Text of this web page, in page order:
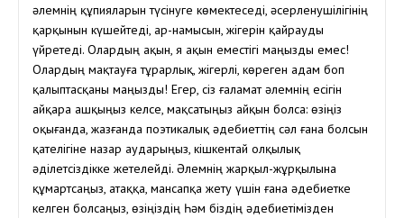
әлемнің құпияларын түсінуге көмектеседі, әсерленушілігінің
қарқынын күшейтеді, ар-намысын, жігерін қайрауды
үйретеді. Олардың ақын, я ақын еместігі маңызды емес!
Олардың мақтауға тұрарлық, жігерлі, көреген адам боп
қалыптасқаны маңызды! Егер, сіз ғаламат әлемнің есігін
айқара ашқыңыз келсе, мақсатыңыз айқын болса: өзіңіз
оқығанда, жазғанда поэтикалық әдебиеттің сәл ғана болсын
қателігіне назар аударыңыз, кішкентай олқылық
әділетсіздікке жетелейді. Әлемнің жарқыл-жұрқылына
құмартсаңыз, атаққа, мансапқа жету үшін ғана әдебиетке
келген болсаңыз, өзіңіздің Һәм біздің әдебиетімізден